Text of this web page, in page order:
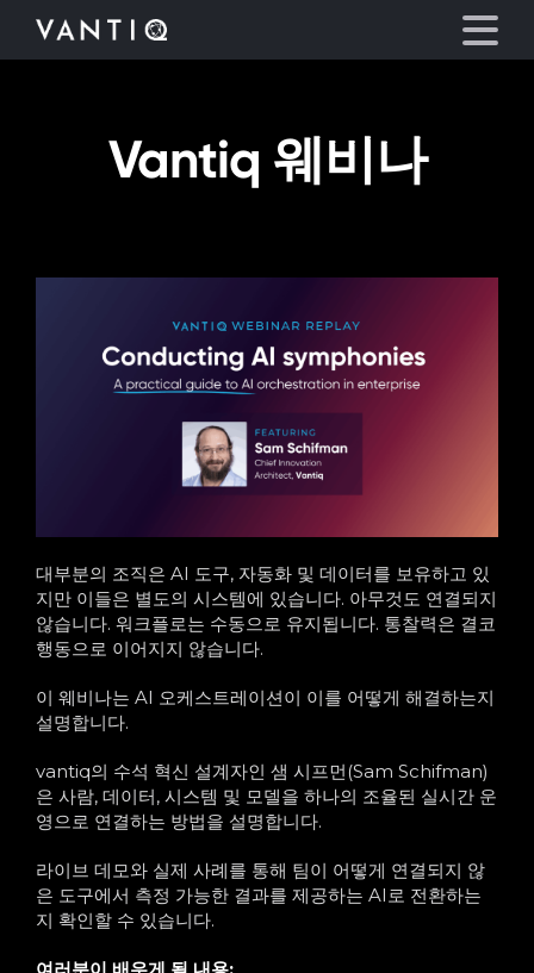
플랫폼
파트너
Vantiq 웨비나
대부분의 조직은 AI 도구, 자동화 및 데이터를 보유하고 있
지만 이들은 별도의 시스템에 있습니다. 아무것도 연결되지
않습니다. 워크플로는 수동으로 유지됩니다. 통찰력은 결코
행동으로 이어지지 않습니다.
이 웨비나는 AI 오케스트레이션이 이를 어떻게 해결하는지
설명합니다.
vantiq의 수석 혁신 설계자인 샘 시프먼(Sam Schifman)
은 사람, 데이터, 시스템 및 모델을 하나의 조율된 실시간 운
영으로 연결하는 방법을 설명합니다.
라이브 데모와 실제 사례를 통해 팀이 어떻게 연결되지 않
은 도구에서 측정 가능한 결과를 제공하는 AI로 전환하는
지 확인할 수 있습니다.